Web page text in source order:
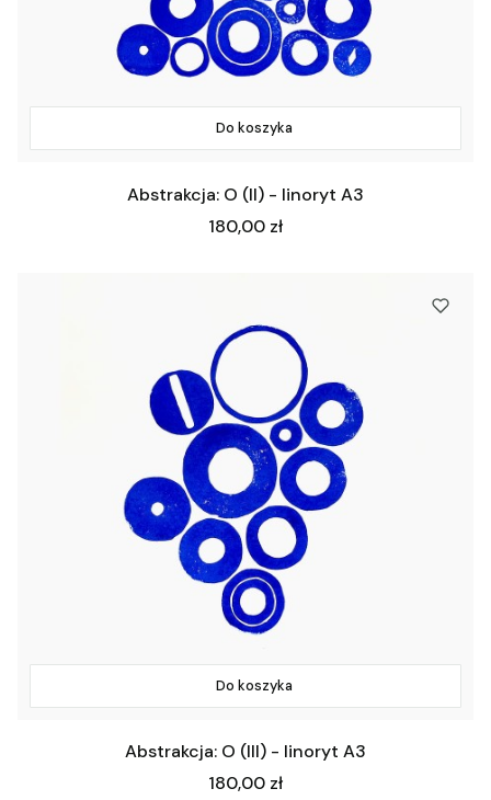
Do koszyka
Abstrakcja: O (II) - linoryt A3
Cena
180,00 zł
Do koszyka
Abstrakcja: O (III) - linoryt A3
Cena
180,00 zł